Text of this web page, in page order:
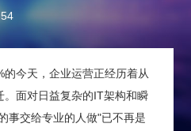
今天，企业运营正经历着从
面对日益复杂的IT架构和瞬
事交给专业的人做"已不再是